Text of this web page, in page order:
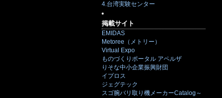
4.台湾実験センター
掲載サイト
EMIDAS
Metoree（メトリー）
Virtual Expo
ものづくりポータル アペルザ
りそな中小企業振興財団
イプロス
ジェグテック
スゴ腕バリ取り機メーカーCatalog～